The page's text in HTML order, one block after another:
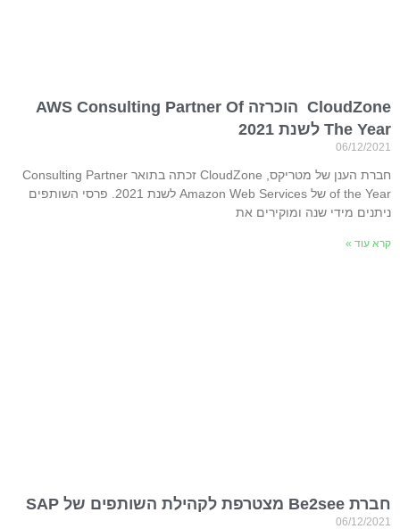
CloudZone הוכרזה AWS Consulting Partner Of
The Year לשנת 2021
06/12/2021
חברת הענן של מטריקס, CloudZone זכתה בתואר Consulting Partner
of the Year של Amazon Web Services לשנת 2021. פרסי השותפים
ניתנים מידי שנה ומוקירים את
קרא עוד »
חברת Be2see מצטרפת לקהילת השותפים של SAP
06/12/2021